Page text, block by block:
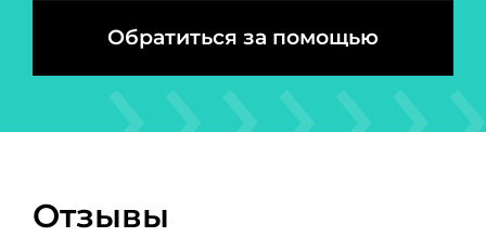
Обратиться за помощью
Отзывы